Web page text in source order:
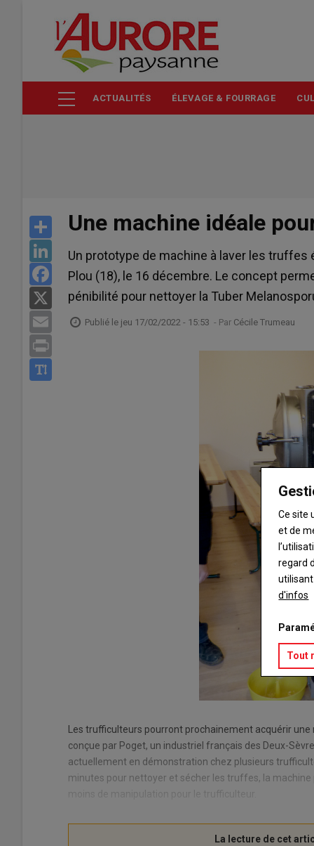
contenu
ACTUALITÉS ÉLEVAGE & FOURRAGE
Share
LinkedIn
Facebook
Email
Une machine idéale
Un prototype de machine à laver les
Plou (18), le 16 décembre. Le concept
pénibilité pour nettoyer la Tuber
Publié le jeu 17/02/2022 - 15:53 - Par Cécile Trumeau
Les trufficulteurs pourront prochainement acquérir
conçue par Poget, un industriel français des Deux-
actuellement en démonstration chez plusieurs
minutes pour nettoyer et sécher les truffes, la
moins de manipulation pour le trufficulteur.
Ce site
et de
regard
utilisant
d'infos
Tout